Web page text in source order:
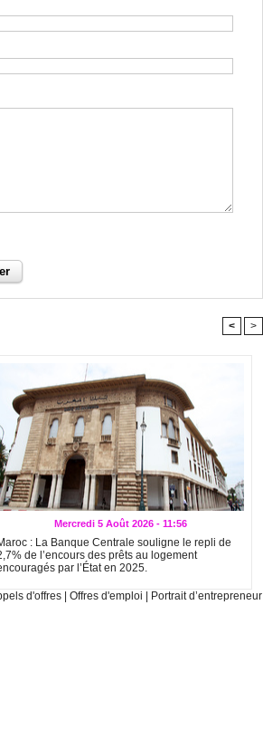
< >
Mercredi 5 Août 2026 - 11:56
: La Banque Centrale souligne le repli de
de l’encours des prêts au logement
par l’État en 2025.
d'offres Offres d'emploi Portrait d’entrepreneur